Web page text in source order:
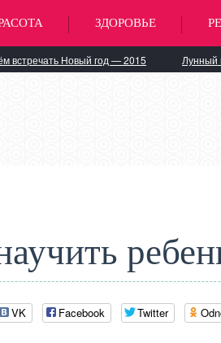
ЗДОРОВЬЕ
встречать Новый год — 2015 Лунный
VK Facebook Twitter